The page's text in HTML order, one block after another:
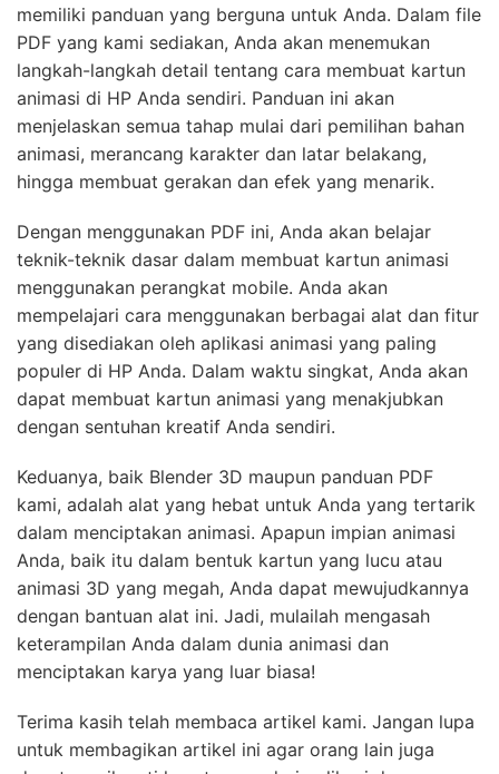
memiliki panduan yang berguna untuk Anda. Dalam file
PDF yang kami sediakan, Anda akan menemukan
langkah-langkah detail tentang cara membuat kartun
animasi di HP Anda sendiri. Panduan ini akan
menjelaskan semua tahap mulai dari pemilihan bahan
animasi, merancang karakter dan latar belakang,
hingga membuat gerakan dan efek yang menarik.
Dengan menggunakan PDF ini, Anda akan belajar
teknik-teknik dasar dalam membuat kartun animasi
menggunakan perangkat mobile. Anda akan
mempelajari cara menggunakan berbagai alat dan fitur
yang disediakan oleh aplikasi animasi yang paling
populer di HP Anda. Dalam waktu singkat, Anda akan
dapat membuat kartun animasi yang menakjubkan
dengan sentuhan kreatif Anda sendiri.
Keduanya, baik Blender 3D maupun panduan PDF
kami, adalah alat yang hebat untuk Anda yang tertarik
dalam menciptakan animasi. Apapun impian animasi
Anda, baik itu dalam bentuk kartun yang lucu atau
animasi 3D yang megah, Anda dapat mewujudkannya
dengan bantuan alat ini. Jadi, mulailah mengasah
keterampilan Anda dalam dunia animasi dan
menciptakan karya yang luar biasa!
Terima kasih telah membaca artikel kami. Jangan lupa
untuk membagikan artikel ini agar orang lain juga